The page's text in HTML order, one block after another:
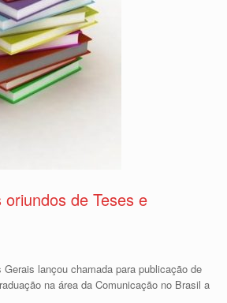
de Teses e
lançou chamada para publicação de
na área da Comunicação no Brasil a